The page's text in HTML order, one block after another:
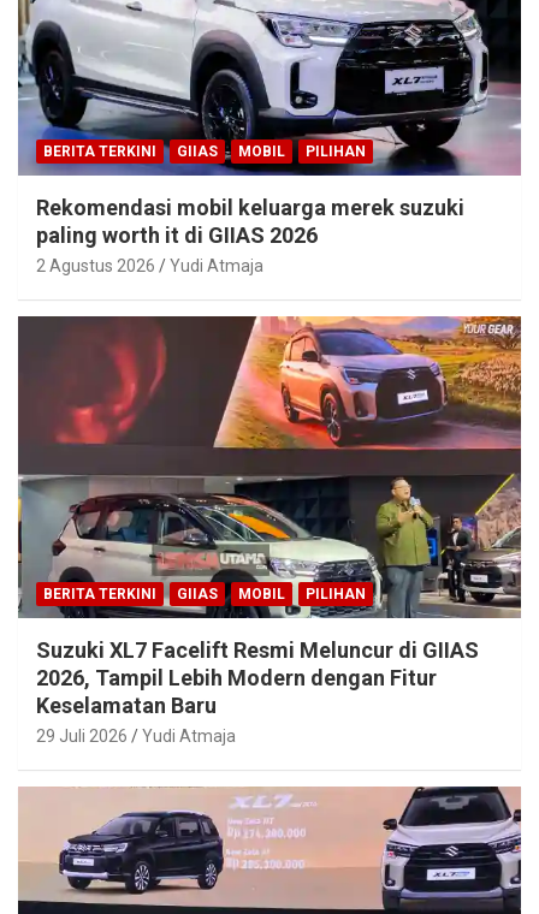
BERITA TERKINI GIIAS MOBIL PILIHAN
Rekomendasi mobil keluarga merek suzuki
paling worth it di GIIAS 2026
2 Agustus 2026 Yudi Atmaja
BERITA TERKINI GIIAS MOBIL PILIHAN
Suzuki XL7 Facelift Resmi Meluncur di GIIAS
2026, Tampil Lebih Modern dengan Fitur
Keselamatan Baru
29 Juli 2026 Yudi Atmaja